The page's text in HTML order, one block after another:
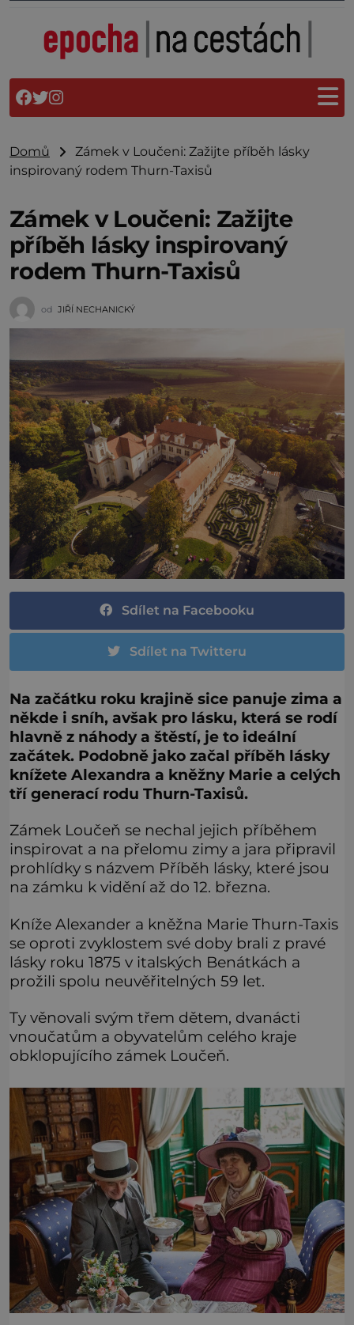
Domů
Zámek v Loučeni: Zažijte příběh lásky
inspirovaný rodem Thurn-Taxisů
Zámek v Loučeni: Zažijte
příběh lásky inspirovaný
rodem Thurn-Taxisů
od JIŘÍ NECHANICKÝ
Sdílet na Facebooku
Sdílet na Twitteru
Na začátku roku krajině sice panuje zima a
někde i sníh, avšak pro lásku, která se rodí
hlavně z náhody a štěstí, je to ideální
začátek. Podobně jako začal příběh lásky
knížete Alexandra a kněžny Marie a celých
tří generací rodu Thurn-Taxisů.
Zámek Loučeň se nechal jejich příběhem
inspirovat a na přelomu zimy a jara připravil
prohlídky s názvem Příběh lásky, které jsou
na zámku k vidění až do 12. března.
Kníže Alexander a kněžna Marie Thurn-Taxis
se oproti zvyklostem své doby brali z pravé
lásky roku 1875 v italských Benátkách a
prožili spolu neuvěřitelných 59 let.
Ty věnovali svým třem dětem, dvanácti
vnoučatům a obyvatelům celého kraje
obklopujícího zámek Loučeň.